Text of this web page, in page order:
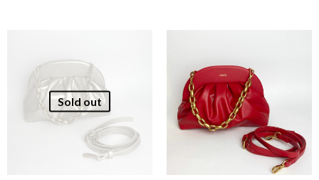
Sold out